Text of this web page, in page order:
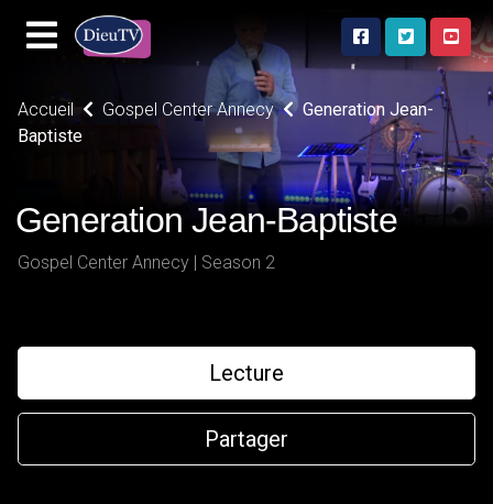
Accueil Gospel Center Annecy
Generation Jean-
Baptiste
Generation Jean-Baptiste
Gospel Center Annecy | Season 2
Lecture
Partager